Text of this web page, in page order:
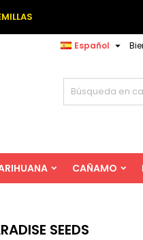
Español 
CAÑAMO
SEEDS